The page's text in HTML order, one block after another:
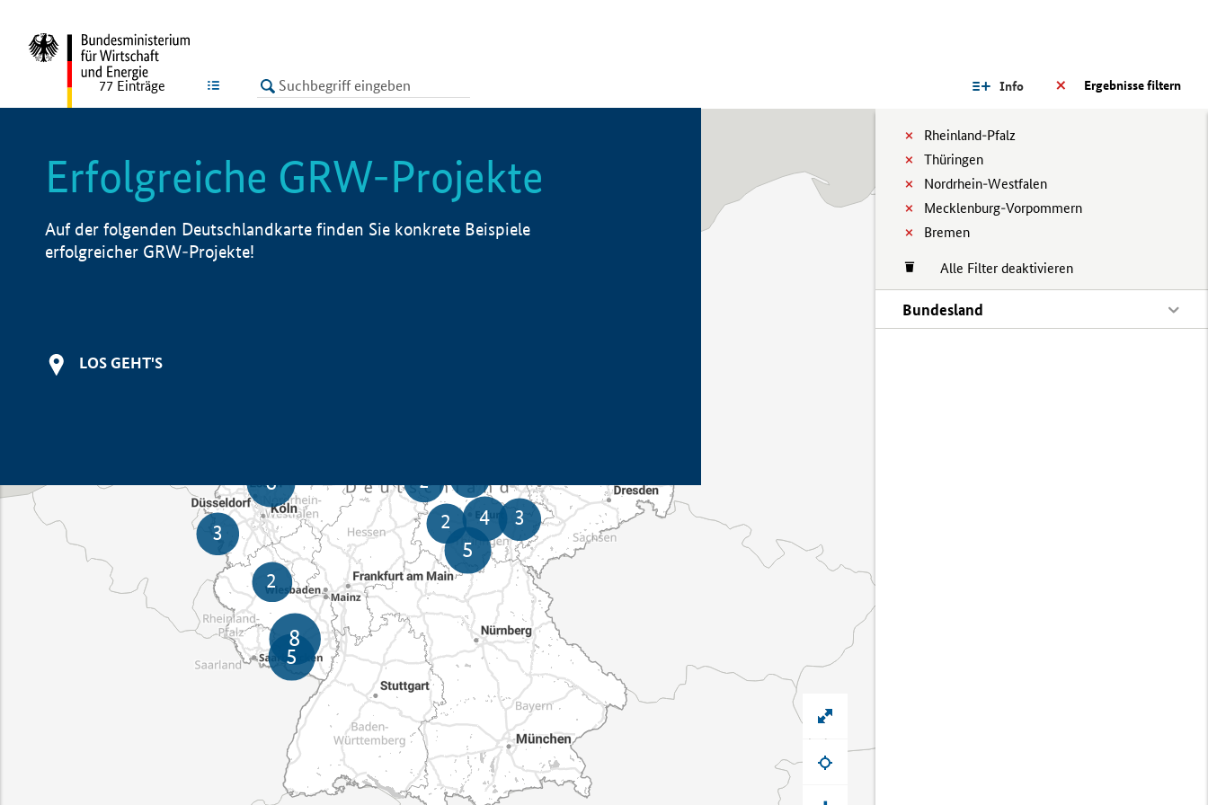
LISTE Ergebnisse filtern
Info
Rheinland-Pfalz
Thüringen
Nordrhein-Westfalen
Mecklenburg-Vorpommern
Bremen
Alle Filter deaktivieren
Bundesland
77 Einträge
Erfolgreiche GRW-Projekte
Auf der folgenden Deutschlandkarte finden Sie konkrete Beispiele
erfolgreicher GRW-Projekte!
LOS GEHT'S